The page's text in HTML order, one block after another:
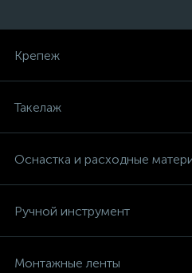
Крепеж
Такелаж
Оснастка и расходные
Ручной инструмент
Монтажные ленты